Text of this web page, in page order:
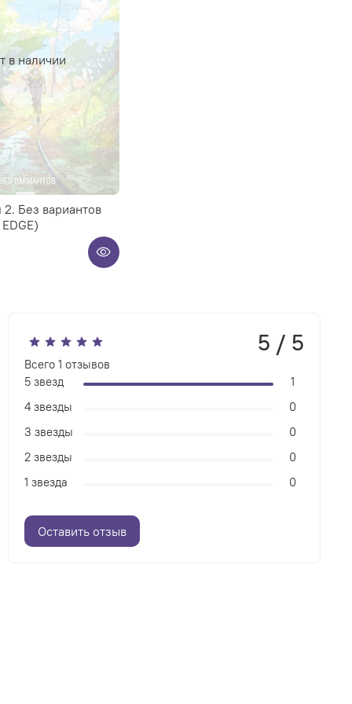
в наличии
Без вариантов
5 / 5
Всего1 отзывов
5 звезд
1
4 звезды
0
3 звезды
0
2 звезды
0
1 звезда
0
Оставить отзыв